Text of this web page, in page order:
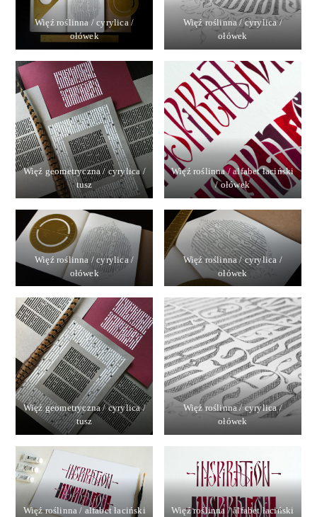
Więź roślinna / cyrylica /
ołówek
Więź roślinna / cyrylica /
ołówek
Więź geometryczna / cyrylica /
tusz
Więź roślinna / alfabet łaciński
/ ołówek
Więź roślinna / cyrylica /
ołówek
Więź roślinna / cyrylica /
ołówek
Więź geometryczna / cyrylica /
tusz
Więź roślinna / cyrylica /
ołówek
Więź roślinna / alfabet łaciński
Więź roślinna / alfabet łaciński